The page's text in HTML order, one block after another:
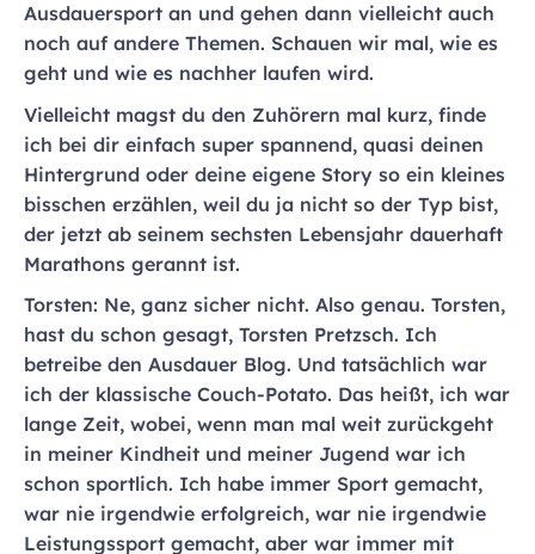
Ausdauersport an und gehen dann vielleicht auch
noch auf andere Themen. Schauen wir mal, wie es
geht und wie es nachher laufen wird.
Vielleicht magst du den Zuhörern mal kurz, finde
ich bei dir einfach super spannend, quasi deinen
Hintergrund oder deine eigene Story so ein kleines
bisschen erzählen, weil du ja nicht so der Typ bist,
der jetzt ab seinem sechsten Lebensjahr dauerhaft
Marathons gerannt ist.
Torsten: Ne, ganz sicher nicht. Also genau. Torsten,
hast du schon gesagt, Torsten Pretzsch. Ich
betreibe den Ausdauer Blog. Und tatsächlich war
ich der klassische Couch-Potato. Das heißt, ich war
lange Zeit, wobei, wenn man mal weit zurückgeht
in meiner Kindheit und meiner Jugend war ich
schon sportlich. Ich habe immer Sport gemacht,
war nie irgendwie erfolgreich, war nie irgendwie
Leistungssport gemacht, aber war immer mit